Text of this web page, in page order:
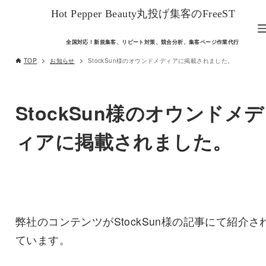
全国対応！新規集客、リピート対策、競合分析、集客ページ作業代行
Hot Pepper Beauty丸投げ集客のFreeST
TOP お知らせ StockSun様のオウンドメディアに掲載されました。
StockSun様のオウンドメデ
ィアに掲載されました。
弊社のコンテンツがStockSun様の記事にて紹介さ
ています。